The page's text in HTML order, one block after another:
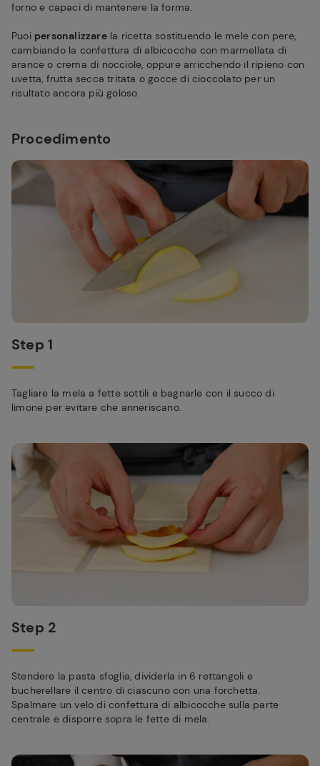
forno e capaci di mantenere la forma.
Puoi personalizzarela ricetta sostituendo le mele con pere,
cambiando la confettura di albicocche con marmellata di
arance o crema di nocciole, oppure arricchendo il ripieno con
uvetta, frutta secca tritata o gocce di cioccolato per un
risultato ancora più goloso.
Procedimento
Step 1
Tagliare la mela a fette sottili e bagnarle con il succo di
limone per evitare che anneriscano.
Step 2
Stendere la pasta sfoglia, dividerla in 6 rettangoli e
bucherellare il centro di ciascuno con una forchetta.
Spalmare un velo di confettura di albicocche sulla parte
centrale e disporre sopra le fette di mela.